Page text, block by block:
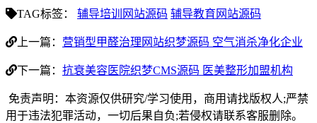
TAG标签： 辅导培训网站源码 辅导教育网站源码
上一篇： 营销型甲醛治理网站织梦源码 空气消杀净化企业
下一篇： 抗衰美容医院织梦CMS源码 医美整形加盟机构
免责声明：本资源仅供研究/学习使用，商用请找版权人;严禁
用于违法犯罪活动，一切后果自负;若侵权请联系客服删除。